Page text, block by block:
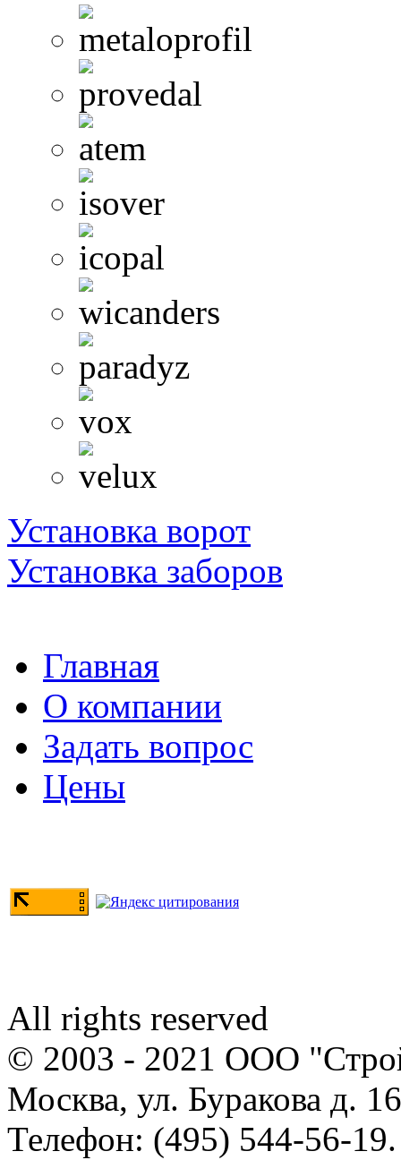
Установка ворот
Установка заборов
Главная
О компании
Задать вопрос
Цены
All rights reserved
© 2003 - 2021 ООО
Москва, ул. Буракова д.
Телефон: (495) 544-56-